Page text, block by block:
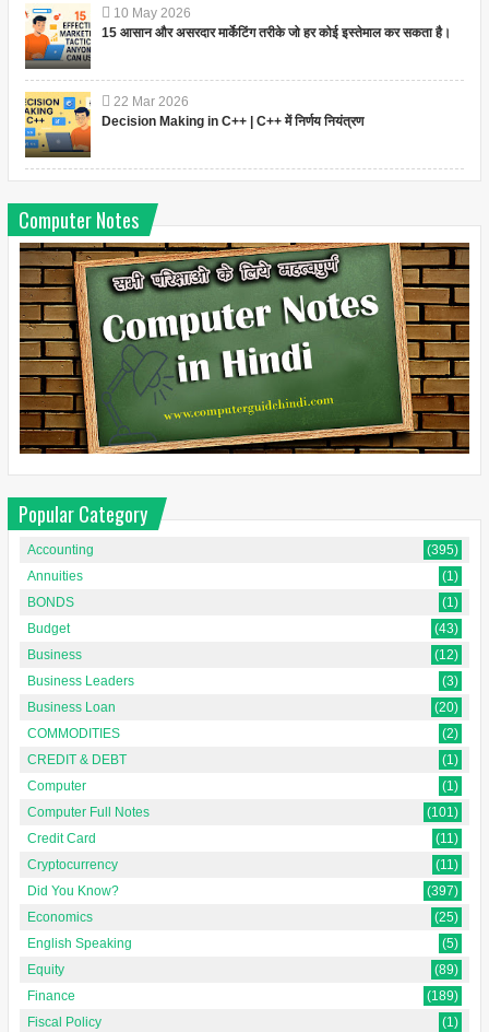
10 May 2026
15 आसान और असरदार मार्केटिंग तरीके जो हर कोई इस्तेमाल कर सकता है।
22 Mar 2026
Decision Making in C++ | C++ में निर्णय नियंत्रण
Computer Notes
Popular Category
Accounting
(395)
Annuities
(1)
BONDS
(1)
Budget
(43)
Business
(12)
Business Leaders
(3)
Business Loan
(20)
COMMODITIES
(2)
CREDIT & DEBT
(1)
Computer
(1)
Computer Full Notes
(101)
Credit Card
(11)
Cryptocurrency
(11)
Did You Know?
(397)
Economics
(25)
English Speaking
(5)
Equity
(89)
Finance
(189)
Fiscal Policy
(1)